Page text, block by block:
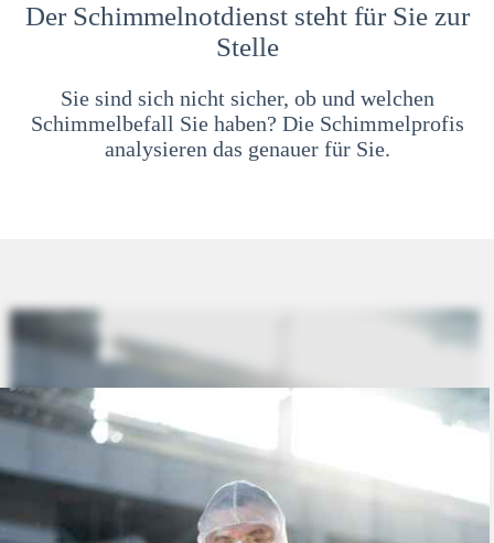
Der Schimmelnotdienst steht für Sie zur
Stelle
Sie sind sich nicht sicher, ob und welchen
Schimmelbefall Sie haben? Die Schimmelprofis
analysieren das genauer für Sie.